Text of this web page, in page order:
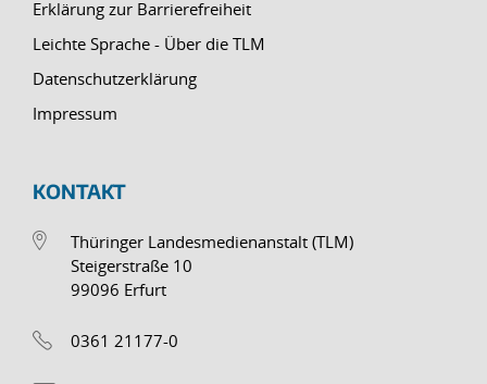
Erklärung zur Barrierefreiheit
Leichte Sprache - Über die TLM
Datenschutzerklärung
Impressum
KONTAKT
Thüringer Landesmedienanstalt (TLM)
Steigerstraße 10
99096 Erfurt
0361 21177-0